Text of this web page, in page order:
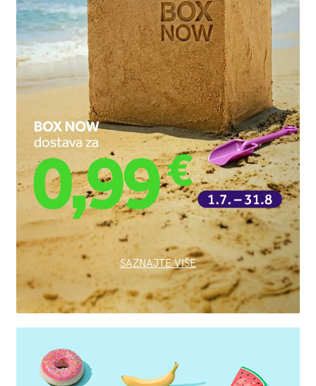
SAZNAJTE VIŠE